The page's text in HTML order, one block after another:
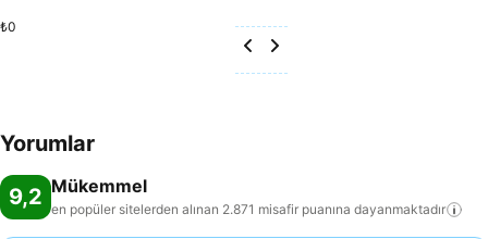
₺0
Yorumlar
9,2 Mükemmel
en popüler sitelerden alınan 2.871 misafir puanına dayanmaktadır